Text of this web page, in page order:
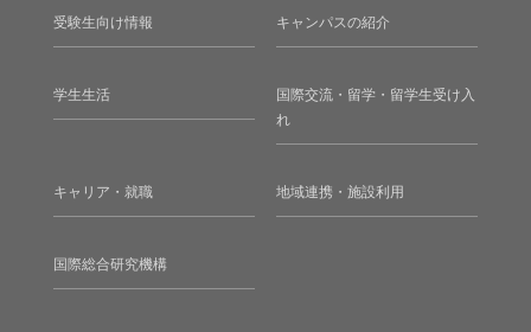
受験生向け情報 キャンパスの紹介
学生生活
国際交流・留学・留学生受け入
れ
キャリア・就職 地域連携・施設利用
国際総合研究機構